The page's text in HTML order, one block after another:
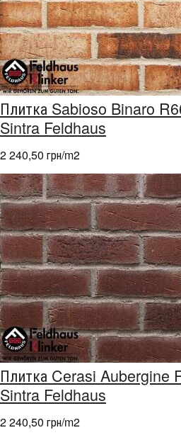
Плитка Sabioso Binaro
Sintra Feldhaus
2 240,50 грн/m2
Плитка Cerasi Aubergine
Sintra Feldhaus
2 240,50 грн/m2